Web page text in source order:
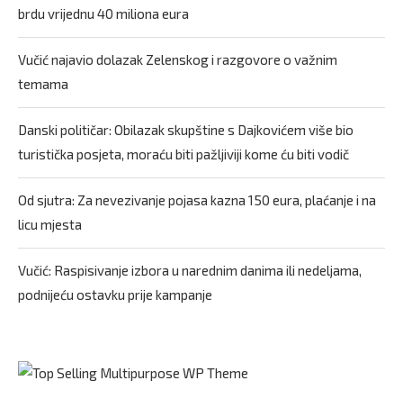
brdu vrijednu 40 miliona eura
Vučić najavio dolazak Zelenskog i razgovore o važnim
temama
Danski političar: Obilazak skupštine s Dajkovićem više bio
turistička posjeta, moraću biti pažljiviji kome ću biti vodič
Od sjutra: Za nevezivanje pojasa kazna 150 eura, plaćanje i na
licu mjesta
Vučić: Raspisivanje izbora u narednim danima ili nedeljama,
podnijeću ostavku prije kampanje